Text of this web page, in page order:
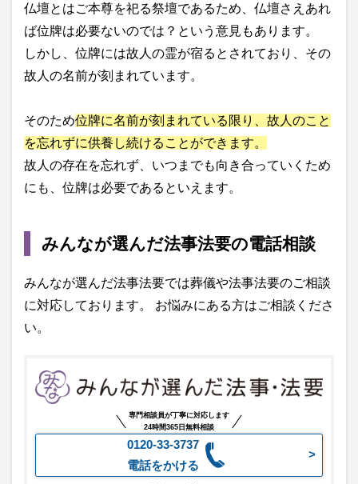
仏壇とはご本尊を祀る祭壇であるため、仏壇さえあれ
ば位牌は必要ないのでは？という意見もあります。
しかし、位牌には故人の霊が宿るとされており、その
故人の名前が刻まれています。
そのため位牌に名前が刻まれている限り、故人のこと
を忘れずに供養し続けることができます。
故人の存在を忘れず、いつまでも向き合っていくため
にも、位牌は必要であるといえます。
みんなが選んだ法事法要の電話相談
みんなが選んだ法事法要では葬儀や法事法要のご相談
に対応しております。 お悩みにある方はご相談くださ
い。
専門相談員が丁寧に対応します
24時間365日無料相談
0120-33-3737
電話をかける